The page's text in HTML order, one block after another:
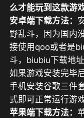
么才能玩到这款游
安卓端下载方法：
野乱斗，因为国内
接使用qoo或者是
斗，biubiu下载地
如果游戏安装完毕
手机安装谷歌三件
式即可正常运行游
苹果端下载方法：